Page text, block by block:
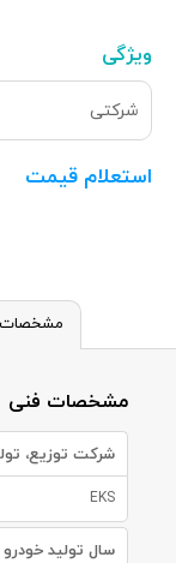
ویژگی
شرکتی
استعلام قیمت
مشخصات
مشخصات فنی
شرکت توزیع،
EKS
سال تولید